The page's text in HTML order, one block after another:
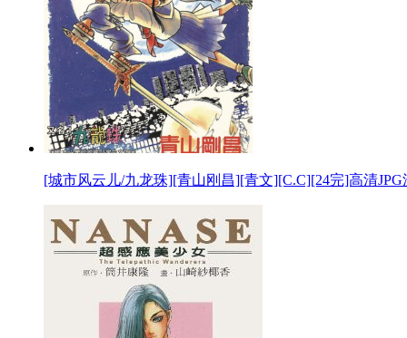
[城市风云儿/九龙珠][青山刚昌][青文][C.C][24完]高清JPG